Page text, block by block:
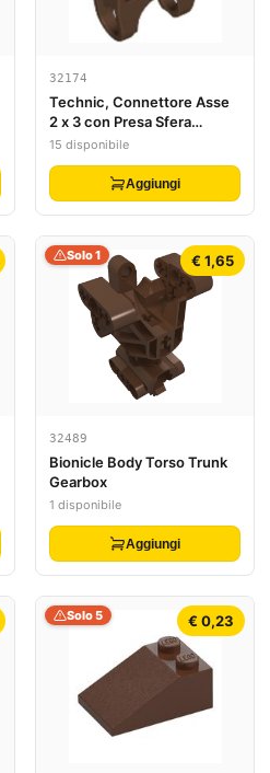
32174
Technic, Connettore Asse
2 x 3 con Presa Sfera
Articolata - Lati Aperti,
Asse Chiusi
15 disponibile
Aggiungi
€ 1,65
Solo 1
32489
Bionicle Body Torso Trunk
Gearbox
1 disponibile
Aggiungi
€ 0,23
Solo 5